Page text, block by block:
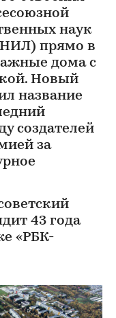
наук
прямо в
дома с
Новый
название
создателей
за
43 года
«РБК-